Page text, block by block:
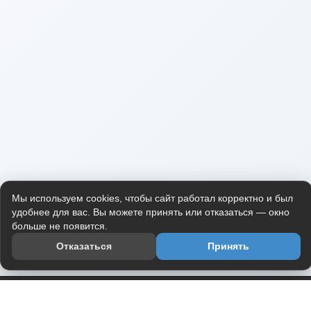
Мы используем cookies, чтобы сайт работал корректно и был
удобнее для вас. Вы можете принять или отказаться — окно
больше не появится.
Отказаться
Принять